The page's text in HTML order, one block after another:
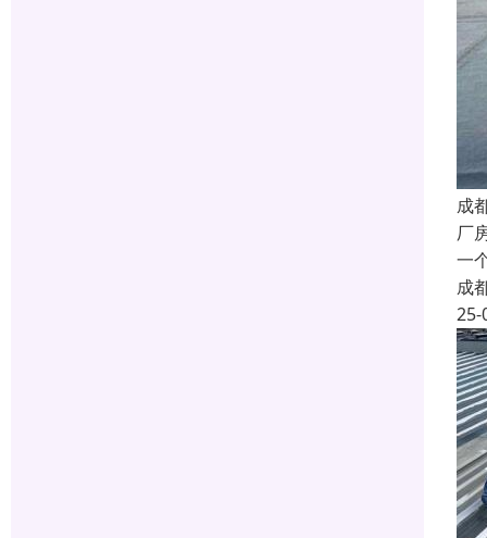
成
厂
一
成
25-